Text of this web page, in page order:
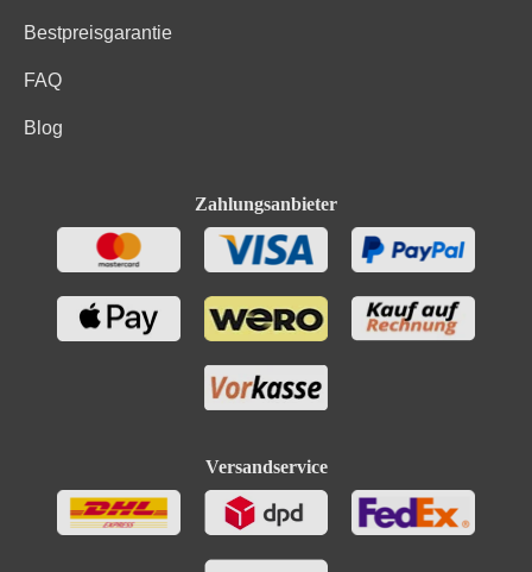
Bestpreisgarantie
FAQ
Blog
Zahlungsanbieter
Versandservice